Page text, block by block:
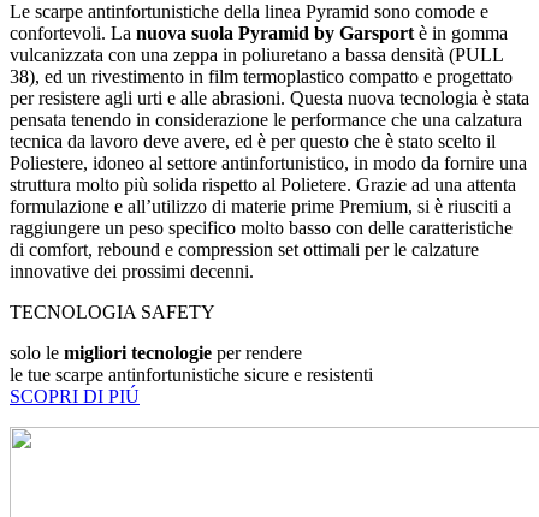
Le scarpe antinfortunistiche della linea Pyramid sono comode e
confortevoli. La nuova suola Pyramid by Garsport è in gomma
vulcanizzata con una zeppa in poliuretano a bassa densità (PULL
38), ed un rivestimento in film termoplastico compatto e progettato
per resistere agli urti e alle abrasioni. Questa nuova tecnologia è stata
pensata tenendo in considerazione le performance che una calzatura
tecnica da lavoro deve avere, ed è per questo che è stato scelto il
Poliestere, idoneo al settore antinfortunistico, in modo da fornire una
struttura molto più solida rispetto al Polietere. Grazie ad una attenta
formulazione e all’utilizzo di materie prime Premium, si è riusciti a
raggiungere un peso specifico molto basso con delle caratteristiche
di comfort, rebound e compression set ottimali per le calzature
innovative dei prossimi decenni.
TECNOLOGIA SAFETY
solo le migliori tecnologie per rendere
le tue scarpe antinfortunistiche sicure e resistenti
SCOPRI DI PIÚ